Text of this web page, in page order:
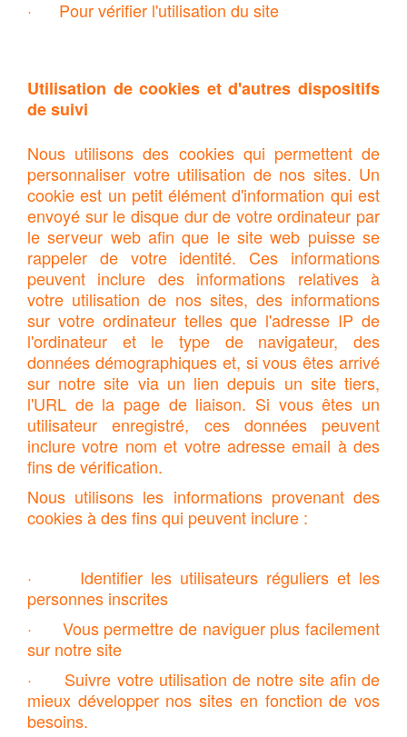
· Pour vérifier l'utilisation du site
Utilisation de cookies et d'autres dispositifs
de suivi
Nous utilisons des cookies qui permettent de
personnaliser votre utilisation de nos sites. Un
cookie est un petit élément d'information qui est
envoyé sur le disque dur de votre ordinateur par
le serveur web afin que le site web puisse se
rappeler de votre identité. Ces informations
peuvent inclure des informations relatives à
votre utilisation de nos sites, des informations
sur votre ordinateur telles que l'adresse IP de
l'ordinateur et le type de navigateur, des
données démographiques et, si vous êtes arrivé
sur notre site via un lien depuis un site tiers,
l'URL de la page de liaison. Si vous êtes un
utilisateur enregistré, ces données peuvent
inclure votre nom et votre adresse email à des
fins de vérification.
Nous utilisons les informations provenant des
cookies à des fins qui peuvent inclure :
· Identifier les utilisateurs réguliers et les
personnes inscrites
· Vous permettre de naviguer plus facilement
sur notre site
· Suivre votre utilisation de notre site afin de
mieux développer nos sites en fonction de vos
besoins.